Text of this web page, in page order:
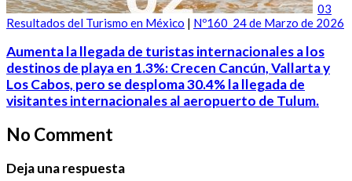
03
Resultados del Turismo en México | Nº160_24 de Marzo de 2026
Aumenta la llegada de turistas internacionales a los
destinos de playa en 1.3%: Crecen Cancún, Vallarta y
Los Cabos, pero se desploma 30.4% la llegada de
visitantes internacionales al aeropuerto de Tulum.
No Comment
Deja una respuesta